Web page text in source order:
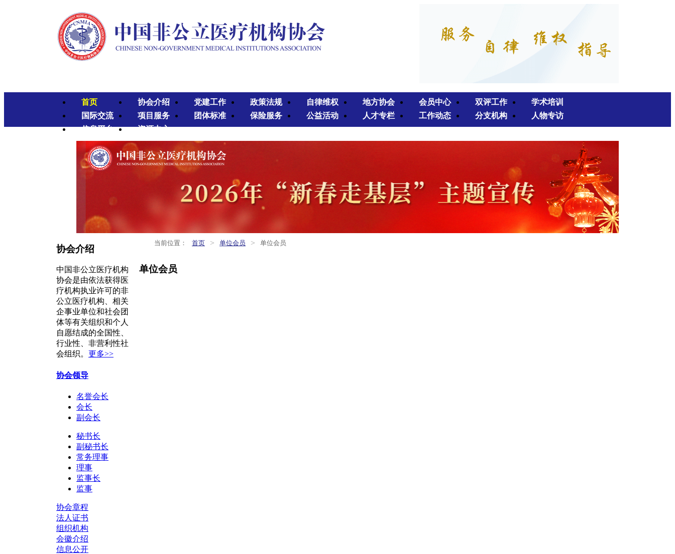
首页 协会介绍 党建工作 政策法规 自律维权 地方协会 会员中心 双评工作
学术培训
国际交流
项目服务 团体标准 保险服务 公益活动 人才专栏 工作动态 分支机构
人物专访
信息平台
资源中心
协会介绍
中国非公立医疗机构
协会是由依法获得医
疗机构执业许可的非
公立医疗机构、相关
企事业单位和社会团
体等有关组织和个人
自愿结成的全国性、
行业性、非营利性社
会组织。 更多>>
协会领导
名誉会长
会长
副会长
秘书长
副秘书长
常务理事
理事
监事长
监事
协会章程
法人证书
组织机构
会徽介绍
信息公开
当前位置： 首页 > 单位会员 > 单位会员
单位会员